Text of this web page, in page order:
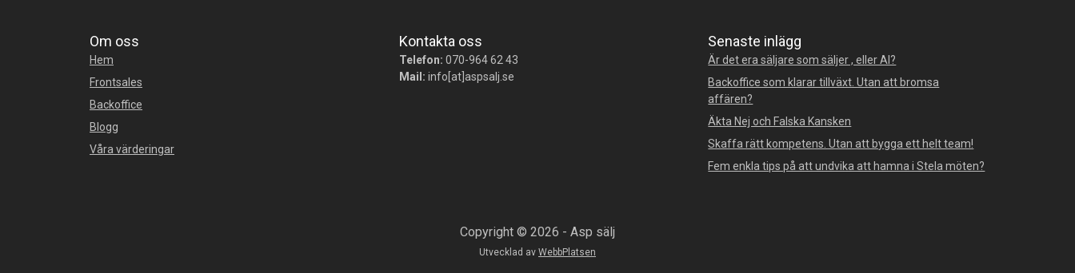
Om oss
Hem
Frontsales
Backoffice
Blogg
Våra värderingar
Kontakta oss
Telefon: 070-964 62 43
Mail: info[at]aspsalj.se
Senaste inlägg
Är det era säljare som säljer , eller AI?
Backoffice som klarar tillväxt. Utan att bromsa
affären?
Äkta Nej och Falska Kansken
Skaffa rätt kompetens. Utan att bygga ett helt team!
Fem enkla tips på att undvika att hamna i Stela möten?
Copyright © 2026 - Asp sälj
Utvecklad av WebbPlatsen